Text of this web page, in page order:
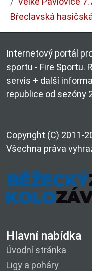
Břeclavská
Internetový portál
sportu - Fire Sportu.
servis + další
republice od sezóny
Copyright (C) 2011-
Všechna práva
Hlavní nabídka
Úvodní stránka
Ligy a poháry